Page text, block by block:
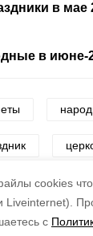
cookies
Liveinternet).
с
в мае
в июне-